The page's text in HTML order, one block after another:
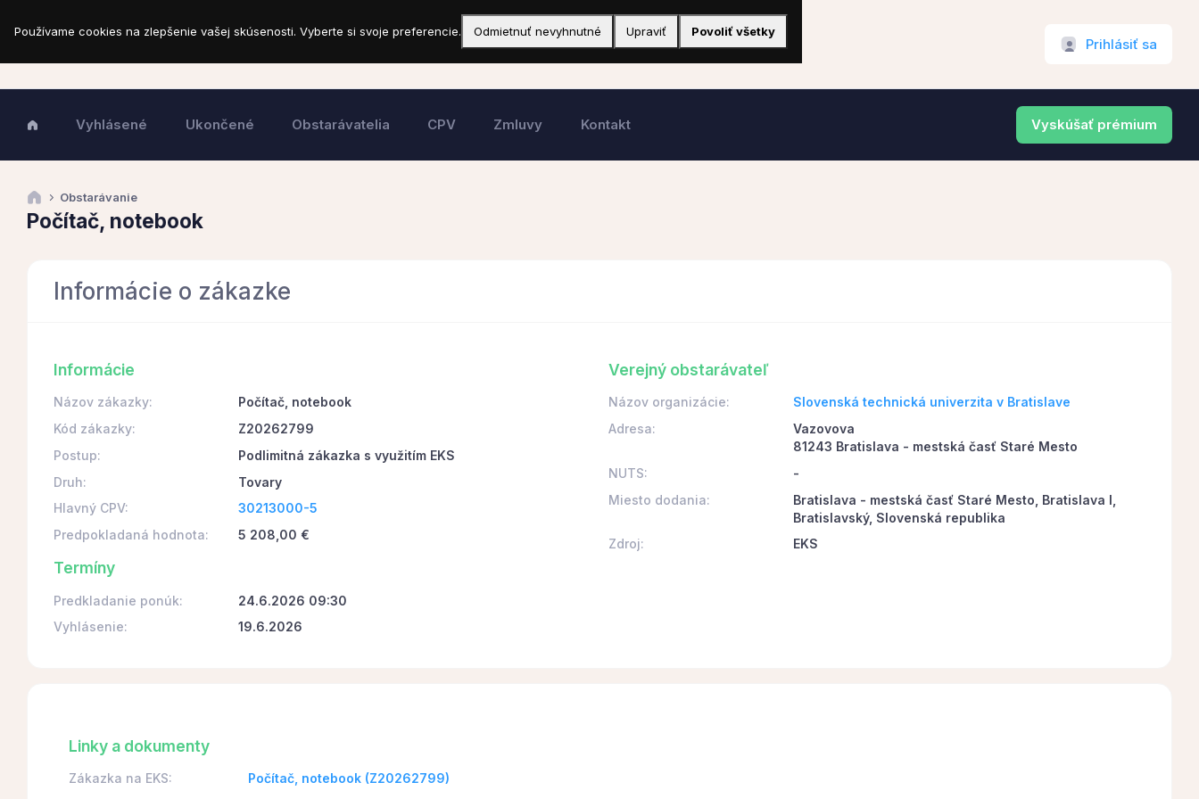
Prihlásiť sa
Vyhlásené Ukončené Obstarávatelia CPV Zmluvy Kontakt Vyskúšať prémium
Obstarávanie
Počítač, notebook
Informácie o zákazke
Informácie
Názov zákazky:
Počítač, notebook
Kód zákazky:
Z20262799
Postup:
Podlimitná zákazka s využitím EKS
Druh:
Tovary
Hlavný CPV:
30213000-5
Predpokladaná hodnota:
5 208,00 €
Termíny
Predkladanie ponúk:
24.6.2026 09:30
Vyhlásenie:
19.6.2026
Verejný obstarávateľ
Názov organizácie:
Slovenská technická univerzita v Bratislave
Adresa:
Vazovova
81243 Bratislava - mestská časť Staré Mesto
NUTS:
-
Miesto dodania:
Bratislava - mestská časť Staré Mesto, Bratislava I,
Bratislavský, Slovenská republika
Zdroj:
EKS
Linky a dokumenty
Zákazka na EKS: Počítač, notebook (Z20262799)
Používame cookies na zlepšenie vašej skúsenosti. Vyberte si svoje preferencie. Odmietnuť nevyhnutné Upraviť Povoliť všetky